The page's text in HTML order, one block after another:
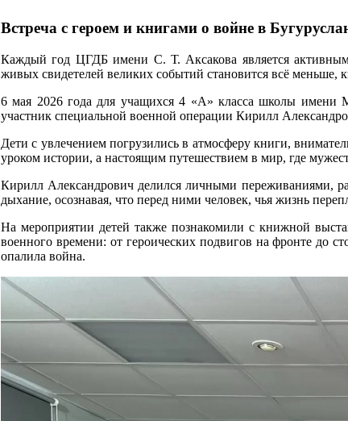
Встреча с героем и книгами о войне в
Каждый год ЦГДБ имени С. Т. Аксакова является
живых свидетелей великих событий становится всё меньше,
6 мая 2026 года для учащихся 4 «А» класса школы имени
участник специальной военной операции Кирилл
Дети с увлечением погрузились в атмосферу книги,
уроком истории, а настоящим путешествием в мир, где
Кирилл Александрович делился личными переживаниями,
дыхание, осознавая, что перед ними человек, чья жизнь
На мероприятии детей также познакомили с книжной
военного времени: от героических подвигов на фронте до
опалила война.